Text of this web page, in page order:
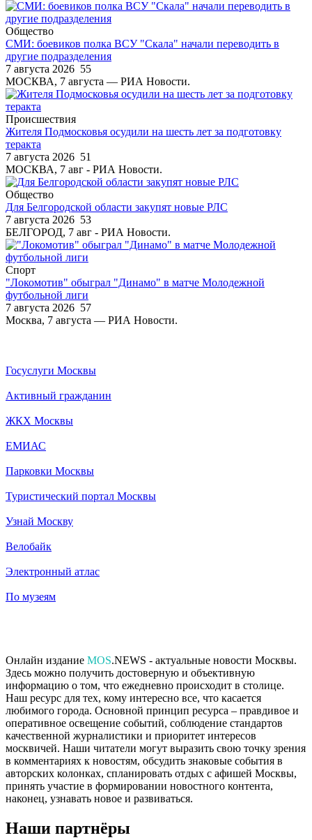
Общество
СМИ: боевиков полка ВСУ "Скала" начали переводить в
другие подразделения
7 августа 2026 55
МОСКВА, 7 августа — РИА Новости.
Происшествия
Жителя Подмосковья осудили на шесть лет за подготовку
теракта
7 августа 2026 51
МОСКВА, 7 авг - РИА Новости.
Общество
Для Белгородской области закупят новые РЛС
7 августа 2026 53
БЕЛГОРОД, 7 авг - РИА Новости.
Спорт
"Локомотив" обыграл "Динамо" в матче Молодежной
футбольной лиги
7 августа 2026 57
Москва, 7 августа — РИА Новости.
Госуслуги Москвы
Активный гражданин
ЖКХ Москвы
ЕМИАС
Парковки Москвы
Туристический портал Москвы
Узнай Москву
Велобайк
Электронный атлас
По музеям
Онлайн издание MOS.NEWS - актуальные новости Москвы.
Здесь можно получить достоверную и объективную
информацию о том, что ежедневно происходит в столице.
Наш ресурс для тех, кому интересно все, что касается
любимого города. Основной принцип ресурса – правдивое и
оперативное освещение событий, соблюдение стандартов
качественной журналистики и приоритет интересов
москвичей. Наши читатели могут выразить свою точку зрения
в комментариях к новостям, обсудить знаковые события в
авторских колонках, спланировать отдых с афишей Москвы,
принять участие в формировании новостного контента,
наконец, узнавать новое и развиваться.
Наши партнёры